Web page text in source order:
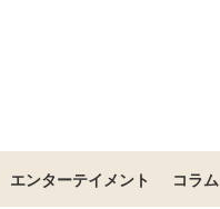
エンターテイメント コラム